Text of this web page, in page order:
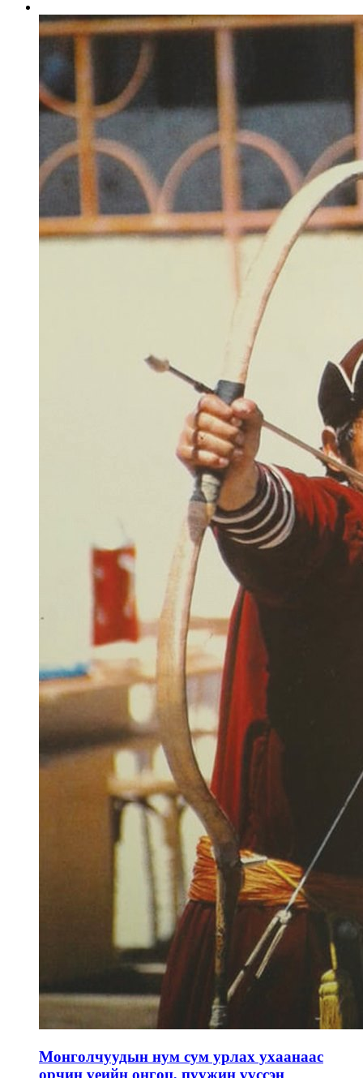
Монголчуудын нум сум урлах ухаанаас
орчин үеийн онгоц, пуужин үүссэн